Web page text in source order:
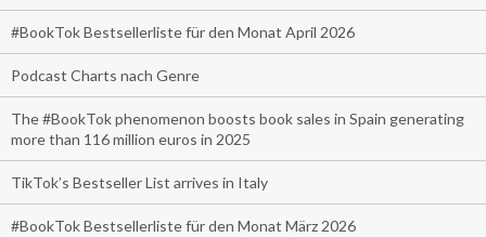
#BookTok Bestsellerliste für den Monat April 2026
Podcast Charts nach Genre
The #BookTok phenomenon boosts book sales in Spain generating
more than 116 million euros in 2025
TikTok’s Bestseller List arrives in Italy
#BookTok Bestsellerliste für den Monat März 2026